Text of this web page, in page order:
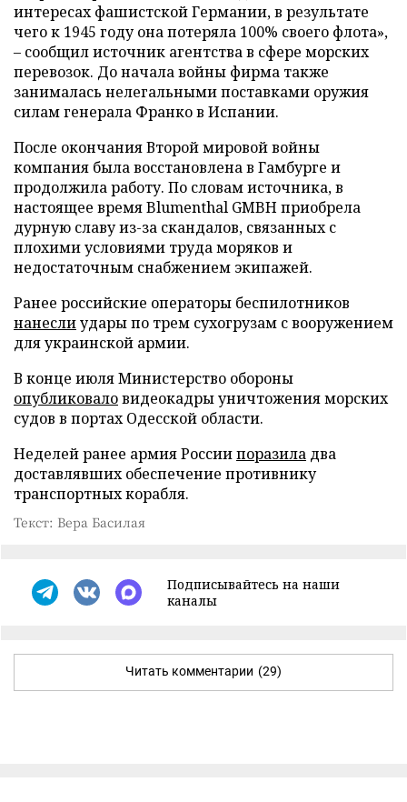
интересах фашистской Германии, в результате
чего к 1945 году она потеряла 100% своего флота»,
– сообщил источник агентства в сфере морских
перевозок. До начала войны фирма также
занималась нелегальными поставками оружия
силам генерала Франко в Испании.
После окончания Второй мировой войны
компания была восстановлена в Гамбурге и
продолжила работу. По словам источника, в
настоящее время Blumenthal GMBH приобрела
дурную славу из-за скандалов, связанных с
плохими условиями труда моряков и
недостаточным снабжением экипажей.
Ранее российские операторы беспилотников
нанеслиудары по трем сухогрузам с вооружением
для украинской армии.
В конце июля Министерство обороны
опубликоваловидеокадры уничтожения морских
судов в портах Одесской области.
Неделей ранее армия Россиипоразила два
доставлявших обеспечение противнику
транспортных корабля.
Текст: Вера Басилая
Подписывайтесь на наши
каналы
Читать комментарии (29)